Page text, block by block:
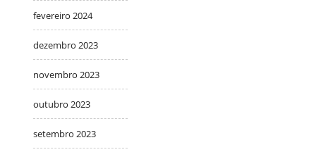
fevereiro 2024
dezembro 2023
novembro 2023
outubro 2023
setembro 2023